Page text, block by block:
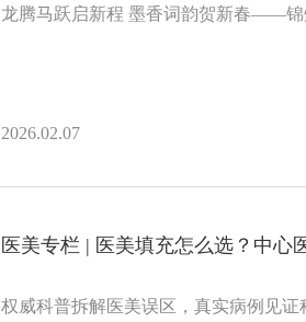
龙腾马跃启新程 墨香词韵贺新春——锦
2026.02.07
医美专栏 | 医美填充怎么选？中心
权威科普拆解医美误区，真实病例见